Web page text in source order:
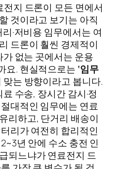
전지 드론이 모든 면에서
것이라고 보기는 아직
·저비용 임무에서는 여
드론이 훨씬 경제적이
없는 곳에서는 운용
요. 현실적으로는 ‘임무
맞는 방향이라고 봅니다.
수송, 장시간 감시·정
대적인 임무에는 연료
리하고, 단거리 배송이
리가 여전히 합리적인
년 안에 수소 충전 인
되느냐가 연료전지 드